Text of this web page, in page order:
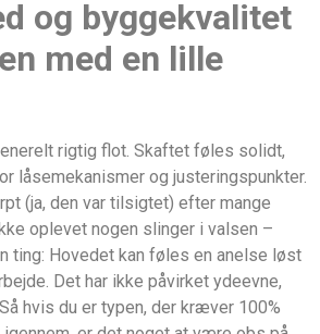
og byggekvalitet
med en lille
rigtig flot. Skaftet føles solidt,
låsemekanismer og justeringspunkter.
(ja, den var tilsigtet) efter mange
oplevet nogen slinger i valsen –
ting: Hovedet kan føles en anelse løst
Det har ikke påvirket ydeevne,
hvis du er typen, der kræver 100%